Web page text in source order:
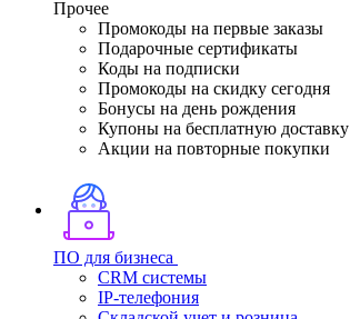
Прочее
Промокоды на первые заказы
Подарочные сертификаты
Коды на подписки
Промокоды на скидку сегодня
Бонусы на день рождения
Купоны на бесплатную доставку
Акции на повторные покупки
ПО для бизнеса
CRM системы
IP-телефония